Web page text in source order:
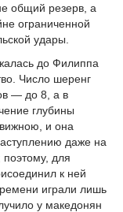
общий резерв, а
ограниченной
удары.
до Филиппа
Число шеренг
— до 8, а в
глубины
и она
даже на
для
к ней
играли лишь
у македонян